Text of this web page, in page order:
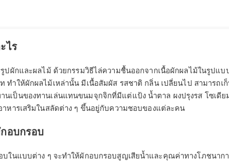
ไร
ปผักและผลไม้ ด้วยกรรมวิธีไล่ความชื้นออกจากเนื้อผักผลไม้ในรูปแบ
ทำให้ผักผลไม้เหล่านั้น มีเนื้อสัมผัส รสชาติ กลิ่น เปลี่ยนไป สามารถเ
นเป็นของทานเล่นแทนขนมจุกจิกที่มีแต่แป้ง น้ำตาล ผงปรุงรส โซเดี
าหารเสริมในสลัดต่าง ๆ ขึ้นอยู่กับความชอบของแต่ละคน
อบกรอบ
บในแบบต่าง ๆ จะทำให้ผักอบกรอบสูญเสียน้ำและคุณค่าทางโภชนาก